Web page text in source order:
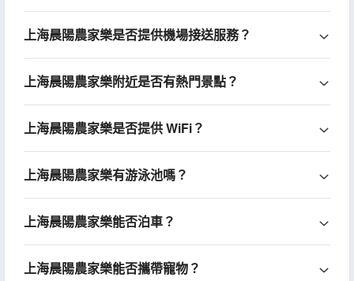
上海晨陽農家樂是否提供機場接送服務？
上海晨陽農家樂附近是否有熱門景點？
上海晨陽農家樂是否提供 WiFi？
上海晨陽農家樂有游泳池嗎？
上海晨陽農家樂能否泊車？
上海晨陽農家樂能否攜帶寵物？